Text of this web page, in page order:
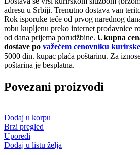
adresu u Srbiji. Trenutno dostava van
Rok isporuke teče od prvog narednog
robu kupljenu preko internet prodavnice
od dana prijema porudžbine. Ukupna
dostave po važećem cenovniku
5000 din. kupac plaća poštarinu. Za
poštarina je besplatna.
Povezani proizvodi
Dodaj u korpu
Brzi pregled
Uporedi
Dodaj u listu želja